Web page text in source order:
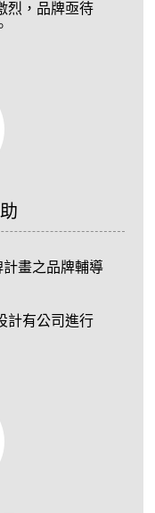
烈，品牌亟待
畫之品牌輔導
計有公司進行